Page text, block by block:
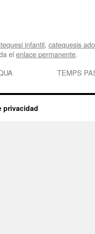
infantil, catequesis
el enlace permanente.
TEMPS
privacidad